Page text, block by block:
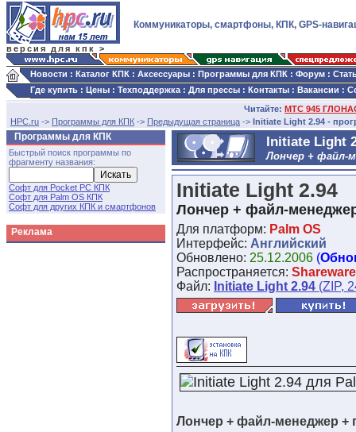
версия для кпк >
Коммуникаторы, смартфоны, КПК, GPS-
Новости : Каталог КПК : Аксессуары : Программы для КПК : Форум :
Где купить : Цены : Техподдержка : Для прессы : Контакты : Вакансии :
Читайте: МТС 945
HPC.ru -> Программы для КПК -> Предыдущая страница -> Initiate Light 2.94 -
Программы для КПК
Быстрый поиск программы по
фрагменту названия:
Софт для Pocket PC КПК
Софт для Palm OS КПК
Софт для других КПК и смартфонов
Реклама
Initiate Light
Лончер + файл-
Initiate Light 2.94
Лончер + файл-
Для платформ: Palm OS
Интерфейс: Английский
Обновлено: 25.12.2006 (
Распространяется: Shareware
Файл: Initiate Light 2.94 (ZIP,
Лончер + файл-менеджер +